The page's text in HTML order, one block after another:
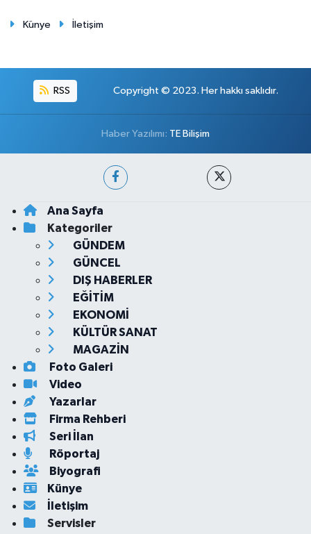
Künye İletişim
RSS Copyright © 2023. Her hakkı saklıdır.
Haber Yazılımı: TE Bilişim
Ana Sayfa
Kategoriler
GÜNDEM
GÜNCEL
DIŞ HABERLER
EĞİTİM
EKONOMİ
KÜLTÜR SANAT
MAGAZİN
Foto Galeri
Video
Yazarlar
Firma Rehberi
Seri İlan
Röportaj
Biyografi
Künye
İletişim
Servisler